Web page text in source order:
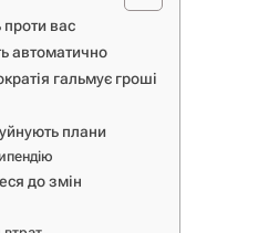
проти вас
автоматично
гальмує гроші
плани
до змін